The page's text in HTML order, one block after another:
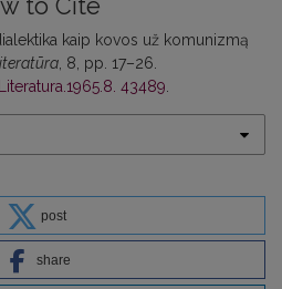
to Cite
kaip kovos už komunizmą
, 8, pp. 17–26.
43489.
post
share